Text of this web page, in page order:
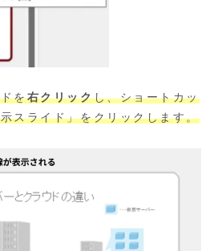
を右クリックし、ショートカッ
スライド」をクリックします。